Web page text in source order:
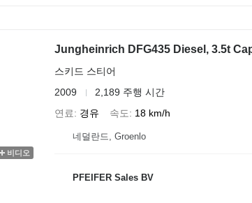
비디오
Jungheinrich DFG435 Diesel, 3.5t
스키드 스티어
2009
2,189 주행 시간
연료
경유 속도 18 km/h
네덜란드, Groenlo
PFEIFER Sales BV